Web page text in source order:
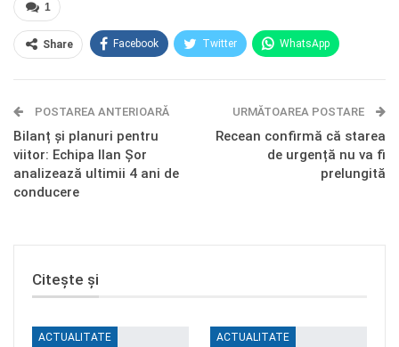
1
Share Facebook Twitter WhatsApp
Telegram OK.ru
POSTAREA ANTERIOARĂ
Bilanț și planuri pentru
viitor: Echipa Ilan Șor
analizează ultimii 4 ani de
conducere
URMĂTOAREA POSTARE
Recean confirmă că starea
de urgență nu va fi
prelungită
Citește și
ACTUALITATE ACTUALITATE